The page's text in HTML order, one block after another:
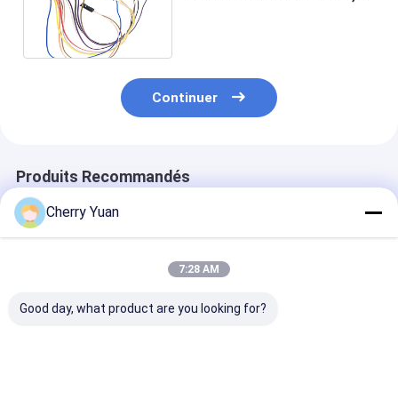
Continuer
Produits Recommandés
Cherry Yuan
7:28 AM
Good day, what product are you looking for?